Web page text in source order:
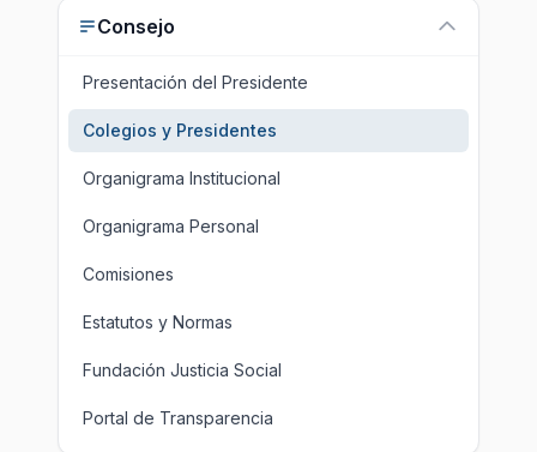
Consejo
Presentación del Presidente
Colegios y Presidentes
Organigrama Institucional
Organigrama Personal
Comisiones
Estatutos y Normas
Fundación Justicia Social
Portal de Transparencia